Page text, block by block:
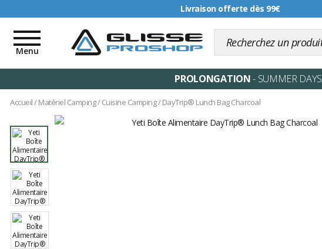
Livraison offerte dès 99€
Toggle
navigation
Menu
PROLONGATION- SUMMER DAYS
Accueil/Matériel Camping/Cuisine Camping/DayTrip® Lunch Bag Charcoal